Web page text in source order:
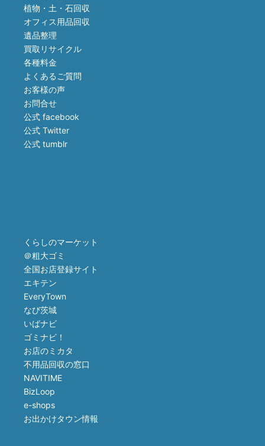
植物・土・石回収
オフィス用品回収
遺品整理
買取リサイクル
各種料金
よくあるご質問
お客様の声
お問合せ
公式 facebook
公式 Twitter
公式 tumblr
くらしのマーケット
＠粗大ゴミ
全国お店登録サイト
エキテン
EveryTown
なび茨城
いばナビ
ゴミナビ！
お店のミカタ
不用品回収の窓口
NAVITIME
BizLoop
e-shops
お出かけタウン情報